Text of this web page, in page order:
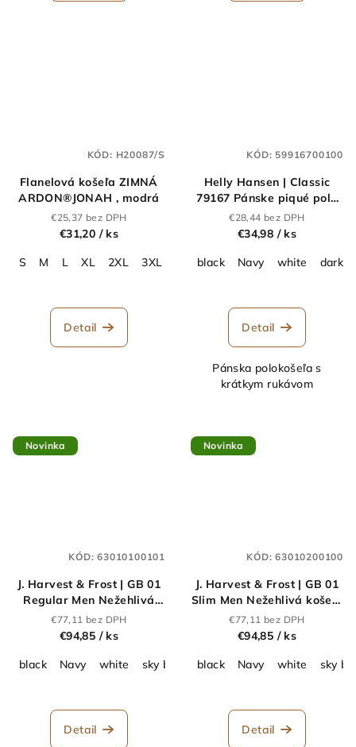
Flanelová košeľa ZIMNÁ
ARDON®JONAH , modrá
€25,37 bez DPH
€31,20 / ks
S
M L XL 2XL 3XL
Detail
KÓD: H20087/S
Helly Hansen | Classic
79167 Pánske piqué polo
"Classic"_59.9167
€28,44 bez DPH
€34,98 / ks
black
Navy white dark
Detail
Pánska polokošeľa s
krátkym rukávom
KÓD: 59916700100
Novinka
J. Harvest & Frost | GB 01
Regular Men Nežehlivá
košeľa s dlhým
rukávom_63.0101
€77,11 bez DPH
€94,85 / ks
black
Navy white sky blue grey Mid Blue
Detail
KÓD:63010100101
Novinka
J. Harvest & Frost | GB 01
Slim Men Nežehlivá košeľa
s dlhým rukávom_63.0102
€77,11 bez DPH
€94,85 / ks
black
Navy white sky
Detail
KÓD:63010200100